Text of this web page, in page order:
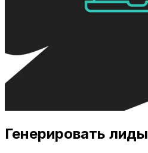
Генерировать лиды